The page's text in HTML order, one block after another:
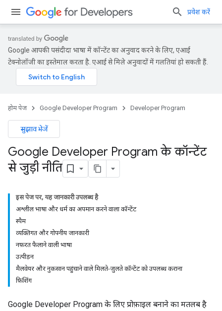
प्रवेश करें
Google आपकी पसंदीदा भाषा में कॉन्टेंट का अनुवाद करने के लिए, एआई
टेक्नोलॉजी का इस्तेमाल करता है. एआई से मिले अनुवादों में गलतियां हो सकती हैं.
होम पेज Google Developer Program Developer Program
सुझाव भेजें
Google Developer Program के कॉन्टेंट
से जुड़ी नीति
इस पेज पर, यह जानकारी उपलब्ध है
अश्लील भाषा और धर्म का अपमान करने वाला कॉन्टेंट
स्पैम
व्यक्तिगत और गोपनीय जानकारी
नफ़रत फैलाने वाली भाषा
उत्पीड़न
मैलवेयर और नुकसान पहुंचाने वाले मिलते-जुलते कॉन्टेंट को उपलब्ध कराना
फ़िशिंग
Google Developer Program के लिए प्रोफ़ाइल बनाने का मतलब है